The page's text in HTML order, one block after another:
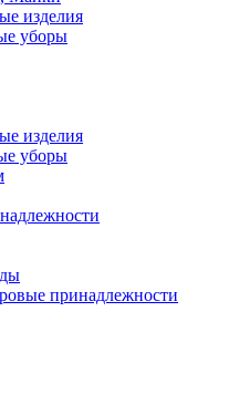
изделия
уборы
изделия
уборы
принадлежности